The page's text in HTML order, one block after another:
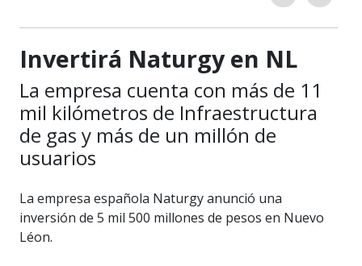
Invertirá Naturgy en NL
La empresa cuenta con más de 11
mil kilómetros de Infraestructura
de gas y más de un millón de
usuarios
La empresa española Naturgy anunció una
inversión de 5 mil 500 millones de pesos en Nuevo
Léon.